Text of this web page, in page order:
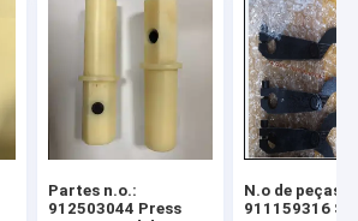
Partes n.o.:
912503044 Press
N.o de peças:
911159316 SU